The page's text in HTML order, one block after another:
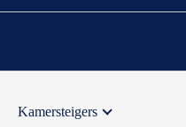
Kamersteigers